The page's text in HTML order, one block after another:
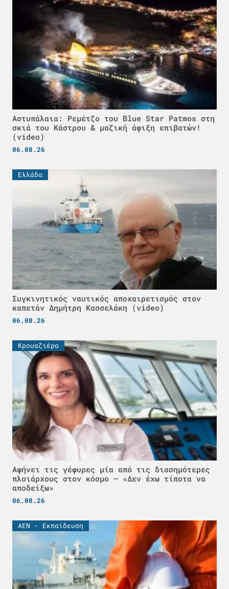
Αστυπάλαια: Ρεμέτζο του Blue Star Patmos στη
σκιά του Κάστρου & μαζική άφιξη επιβατών!
(video)
06.08.26
Ελλάδα
Συγκινητικός ναυτικός αποχαιρετισμός στον
καπετάν Δημήτρη Κασσελάκη (video)
06.08.26
Κρουαζιέρα
Αφήνει τις γέφυρες μία από τις διασημότερες
πλοιάρχους στον κόσμο – «Δεν έχω τίποτα να
αποδείξω»
06.08.26
ΑΕΝ - Εκπαίδευση